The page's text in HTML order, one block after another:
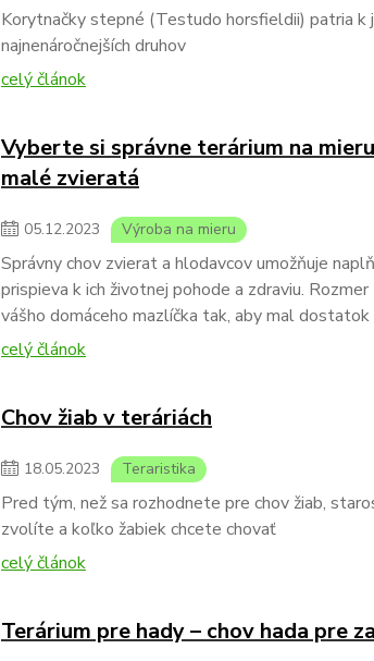
Korytnačky stepné (Testudo horsfieldii) patria k
najnenáročnejších druhov
celý článok
Vyberte si správne terárium na
malé zvieratá
05.12.2023 Výroba na mieru
Správny chov zvierat a hlodavcov umožňuje
prispieva k ich životnej pohode a zdraviu.
vášho domáceho mazlíčka tak, aby mal
celý článok
Chov žiab v teráriách
18.05.2023 Teraristika
Pred tým, než sa rozhodnete pre chov žiab,
zvolíte a koľko žabiek chcete chovať
celý článok
Terárium pre hady – chov hada pre